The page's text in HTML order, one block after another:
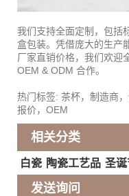
我们支持全面定制，包括
盒包装。凭借庞大的生产
厂家直销价格，我们欢迎
OEM & ODM 合作。
热门标签: 茶杯，制造商
报价，OEM
相关分类
白瓷 陶瓷工艺品 圣诞
发送询问